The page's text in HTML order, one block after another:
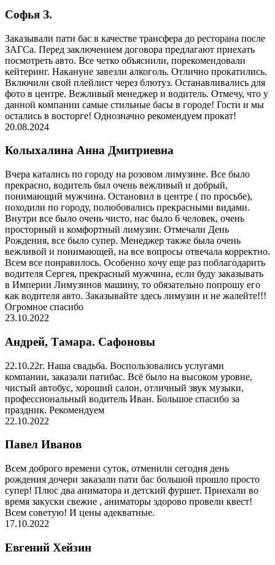
Софья З.
Заказывали пати бас в качестве трансфера до ресторана после
ЗАГСа. Перед заключением договора предлагают приехать
посмотреть авто. Все четко объяснили, порекомендовали
кейтеринг. Накануне завезли алкоголь. Отлично прокатились.
Включили свой плейлист через блютуз. Останавливались для
фото в центре. Вежливый менеджер и водитель. Отмечу, что у
данной компании самые стильные басы в городе! Гости и мы
остались в восторге! Однозначно рекомендуем прокат!
20.08.2024
Колыхалина Анна Дмитриевна
Вчера катались по городу на розовом лимузине. Все было
прекрасно, водитель был очень вежливый и добрый,
понимающий мужчина. Остановил в центре ( по просьбе),
походили по городу, полюбовались прекрасными видами.
Внутри все было очень чисто, нас было 6 человек, очень
просторный и комфортный лимузин. Отмечали День
Рождения, все было супер. Менеджер также была очень
вежливой и понимающей, на все вопросы отвечала корректно.
Всем все понравилось. Особенно хочу еще раз поблагодарить
водителя Сергея, прекрасный мужчина, если буду заказывать
в Империи Лимузинов машину, то обязательно попрошу его
как водителя авто. Заказывайте здесь лимузин и не жалейте!!!
Огромное спасибо
23.10.2022
Андрей, Тамара. Сафоновы
22.10.22г. Наша свадьба. Воспользовались услугами
компании, заказали патибас. Всё было на высоком уровне,
чистый автобус, хороший салон, отличный звук музыки,
профессиональный водитель Иван. Большое спасибо за
праздник. Рекомендуем
22.10.2022
Павел Иванов
Всем доброго времени суток, отменили сегодня день
рождения дочери заказали пати бас большой прошло просто
супер! Плюс два аниматора и детский фуршет. Приехали во
время закуски свежие , аниматоры здорово провели квест!
Всем советую! И цены адекватные.
17.10.2022
Евгений Хейзин